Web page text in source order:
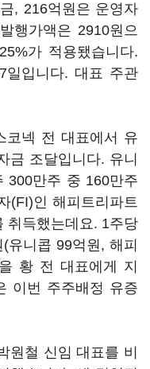
, 216억원은 운영자
행가액은 2910원으
가 적용됐습니다.
일입니다. 대표 주관
코넥 전 대표에서 유
금 조달입니다. 유니
300만주 중 160만주
(FI)인 해피트리파트
취득했는데요. 1주당
유니콥 99억원, 해피
황 전 대표에게 지
이번 주주배정 유증
원철 신임 대표를 비